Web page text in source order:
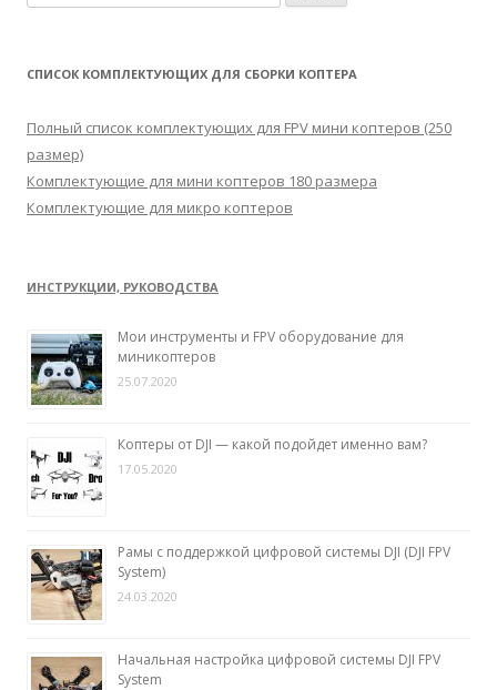
а
т
:
СПИСОК КОМПЛЕКТУЮЩИХ ДЛЯ СБОРКИ КОПТЕРА
Полный список комплектующих для FPV мини коптеров (250
размер)
Комплектующие для мини коптеров 180 размера
Комплектующие для микро коптеров
ИНСТРУКЦИИ, РУКОВОДСТВА
Мои инструменты и FPV оборудование для
миникоптеров
25.07.2020
Коптеры от DJI — какой подойдет именно вам?
17.05.2020
Рамы с поддержкой цифровой системы DJI (DJI FPV
System)
24.03.2020
Начальная настройка цифровой системы DJI FPV
System